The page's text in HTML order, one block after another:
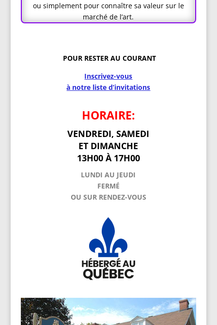
ou simplement pour connaître sa valeur sur le
marché de l’art.
POUR RESTER AU COURANT
Inscrivez-vous
à notre liste d’invitations
HORAIRE:
VENDREDI, SAMEDI
ET DIMANCHE
13H00 À 17H00
LUNDI AU JEUDI
FERMÉ
OU SUR RENDEZ-VOUS